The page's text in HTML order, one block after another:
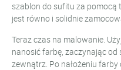
szablon do sufitu za pomocą
jest równo i solidnie
Teraz czas na malowanie.
nanosić farbę, zaczynając od
zewnątrz. Po nałożeniu